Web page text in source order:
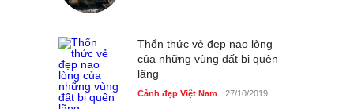
Bún cá thố và bánh canh
cốt dừa miền Tây ở Sài Gòn
Cảnh đẹp Việt Nam 24/04/2020
Thổn thức vẻ đẹp nao lòng
của những vùng đất bị quên
lãng
Cảnh đẹp Việt Nam 27/10/2019